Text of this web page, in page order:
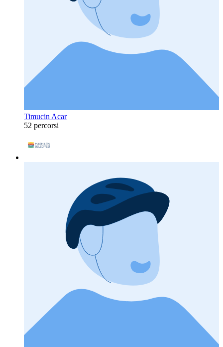
Timucin Acar
52 percorsi